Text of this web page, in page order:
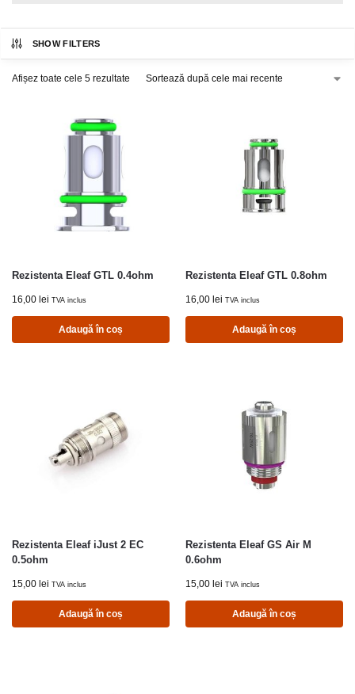
SHOW FILTERS
Afișez toate cele 5 rezultate
Rezistenta Eleaf GTL 0.4ohm
16,00 lei TVA inclus
Adaugă în coș
Rezistenta Eleaf GTL 0.8ohm
16,00 lei TVA inclus
Adaugă în coș
Rezistenta Eleaf iJust 2 EC
0.5ohm
15,00 lei TVA inclus
Adaugă în coș
Rezistenta Eleaf GS Air M
0.6ohm
15,00 lei TVA inclus
Adaugă în coș